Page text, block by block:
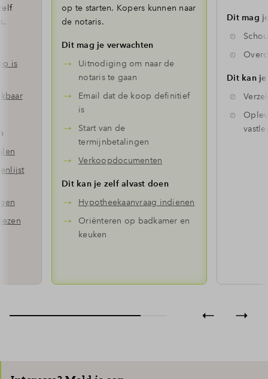
is
op te starten. Kopers kunnen naar
de notaris.
Dit mag je verwachten
Uitnodiging om naar de
notaris te gaan
Email dat de koop definitief
is
Start van de
termijnbetalingen
Verkoopdocumenten
Dit kan je zelf alvast doen
Hypotheekaanvraag indienen
Oriënteren op badkamer en
keuken
Dit mag
Dit kan